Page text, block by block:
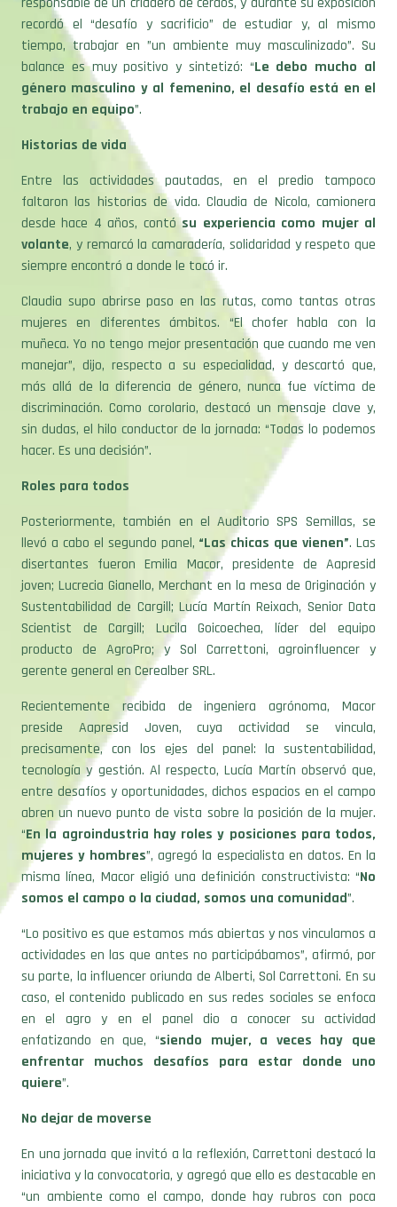
recordó el “desafío y sacrificio” de estudiar y, al mismo
tiempo, trabajar en ”un ambiente muy masculinizado”. Su
balance es muy positivo y sintetizó: “Le debo mucho al
género masculino y al femenino, el desafío está en el
trabajo en equipo”.
Historias de vida
Entre las actividades pautadas, en el predio tampoco
faltaron las historias de vida. Claudia de Nicola, camionera
desde hace 4 años, contósu experiencia como mujer al
volante, y remarcó la camaradería, solidaridad y respeto que
siempre encontró a donde le tocó ir.
Claudia supo abrirse paso en las rutas, como tantas otras
mujeres en diferentes ámbitos. “El chofer habla con la
muñeca. Yo no tengo mejor presentación que cuando me ven
manejar”, dijo, respecto a su especialidad, y descartó que,
más allá de la diferencia de género, nunca fue víctima de
discriminación. Como corolario, destacó un mensaje clave y,
sin dudas, el hilo conductor de la jornada: “Todas lo podemos
hacer. Es una decisión”.
Roles para todos
Posteriormente, también en el Auditorio SPS Semillas, se
llevó a cabo el segundo panel, “Las chicas que vienen”. Las
disertantes fueron Emilia Macor, presidente de Aapresid
joven; Lucrecia Gianello, Merchant en la mesa de Originación y
Sustentabilidad de Cargill; Lucía Martín Reixach, Senior Data
Scientist de Cargill; Lucila Goicoechea, líder del equipo
producto de AgroPro; y Sol Carrettoni, agroinfluencer y
gerente general en Cerealber SRL.
Recientemente recibida de ingeniera agrónoma, Macor
preside Aapresid Joven, cuya actividad se vincula,
precisamente, con los ejes del panel: la sustentabilidad,
tecnología y gestión. Al respecto, Lucía Martín observó que,
entre desafíos y oportunidades, dichos espacios en el campo
abren un nuevo punto de vista sobre la posición de la mujer.
“En la agroindustria hay roles y posiciones para todos,
mujeres y hombres”, agregó la especialista en datos. En la
misma línea, Macor eligió una definición constructivista: “No
somos el campo o la ciudad, somos una comunidad”.
“Lo positivo es que estamos más abiertas y nos vinculamos a
actividades en las que antes no participábamos”, afirmó, por
su parte, la influencer oriunda de Alberti, Sol Carrettoni. En su
caso, el contenido publicado en sus redes sociales se enfoca
en el agro y en el panel dio a conocer su actividad
enfatizando en que, “siendo mujer, a veces hay que
enfrentar muchos desafíos para estar donde uno
quiere”.
No dejar de moverse
En una jornada que invitó a la reflexión, Carrettoni destacó la
iniciativa y la convocatoria, y agregó que ello es destacable en
“un ambiente como el campo, donde hay rubros con poca